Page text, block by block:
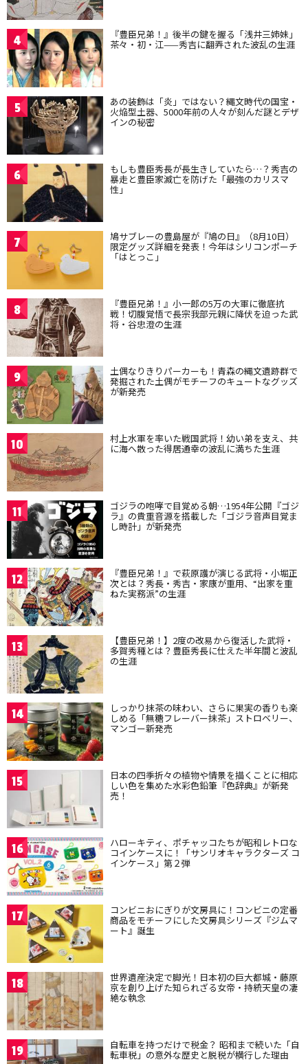
4 『豊臣兄弟！』後半の鍵を握る「浅井三姉妹」
茶々・初・江——秀吉に翻弄された波乱の生涯
5 あの装飾は「炎」ではない？縄文時代の国宝・
火焔型土器、5000年前の人々が刻んだ謎とデザ
インの秘密
6 もしも豊臣秀長が長生きしていたら…？秀吉の
暴走と豊臣家滅亡を防げた「最強のカリスマ
性」
7 鳩サブレーの豊島屋が『鳩の日』（8月10日）
限定グッズ詳細を発表！今年はシリコンポーチ
「はとっこ」
8 『豊臣兄弟！』小一郎の5万の大軍に徹底抗
戦！切腹覚悟で長宗我部元親に降伏を迫った武
将・谷忠澄の生涯
9 土偶なりきりパーカーも！青森の縄文遺跡群で
発掘された土偶がモチーフのキュートなグッズ
が新発売
10 村上水軍を率いた戦国武将！幼い弟を支え、共
に海へ散った得居通幸の波乱に満ちた生涯
11 ゴジラの咆哮で目覚める朝…1954年公開『ゴジ
ラ』の貴重音源を搭載した「ゴジラ音声目覚ま
し時計」が新発売
12 『豊臣兄弟！』で萩原護が演じる武将・小堀正
次とは？秀長・秀吉・家康が重用、“出家を重
ねた実務派”の生涯
13 【豊臣兄弟！】2度の改易から復活した武将・
多賀秀種とは？豊臣秀長に仕えた半年間と波乱
の生涯
14 しっかり抹茶の味わい、さらに果実の香りも楽
しめる「無糖フレーバー抹茶」ストロベリー、
マンゴー新発売
15 日本の四季折々の植物や情景を描くことに相応
しい色を集めた水彩色鉛筆『色辞典』が新発
売！
16 ハローキティ、ポチャッコたちが昭和レトロな
コインケースに！「サンリオキャラクターズ コ
インケース」第２弾
17 コンビニおにぎりが文房具に！コンビニの定番
商品をモチーフにした文房具シリーズ『ジムマ
ート』誕生
18 世界遺産決定で脚光！日本初の巨大都城・藤原
京を創り上げた知られざる女帝・持統天皇の凄
絶な執念
19 自転車を持つだけで税金？ 昭和まで続いた「自
転車税」の意外な歴史と脱税が横行した理由